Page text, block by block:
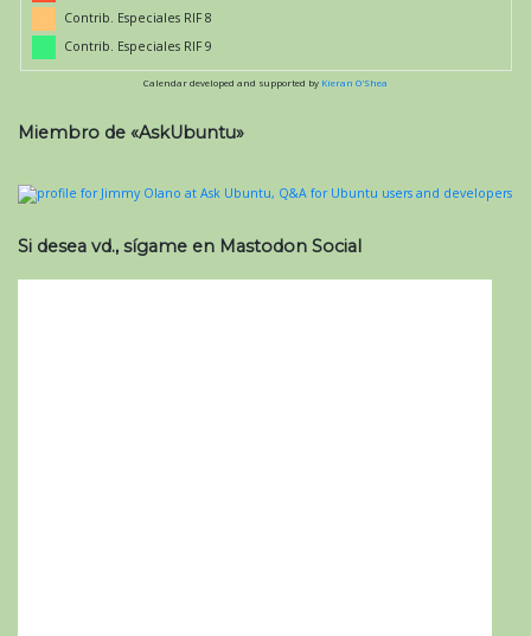
Contrib. Especiales RIF 8
Contrib. Especiales RIF 9
Calendar developed and supported by Kieran O'Shea
Miembro de «AskUbuntu»
Si desea vd., sígame en Mastodon Social